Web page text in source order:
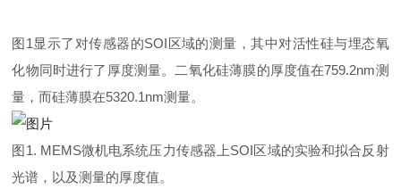
图1显示了对传感器的SOI区域的测量，其中对活性硅与埋态氧
化物同时进行了厚度测量。二氧化硅薄膜的厚度值在759.2nm测
量，而硅薄膜在5320.1nm测量。
图1. MEMS微机电系统压力传感器上SOI区域的实验和拟合反射
光谱，以及测量的厚度值。